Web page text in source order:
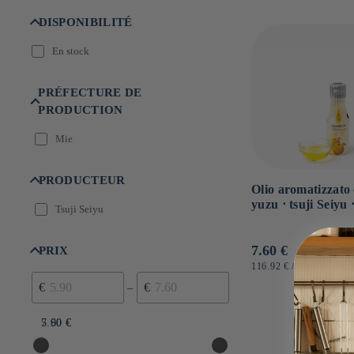
:
DISPONIBILITÉ
En stock
PRÉFECTURE DE
PRODUCTION
Mie
PRODUCTEUR
Tsuji Seiyu
PRIX
€ – €
5.90 €
7.60 €
Olio aromatizzato
yuzu ⋅ tsuji Seiyu
Prezzo
di
7.60 €
PREZZO
116.92 € /